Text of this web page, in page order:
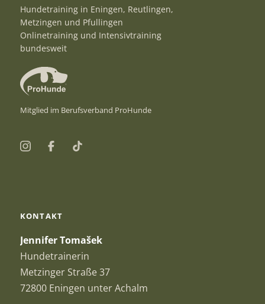
Hundetraining in Eningen, Reutlingen,
Metzingen und Pfullingen
Onlinetraining und Intensivtraining
bundesweit
Mitglied im Berufsverband ProHunde
InstagramFacebookTikTok
KONTAKT
Jennifer Tomašek
Hundetrainerin
Metzinger Straße 37
72800 Eningen unter Achalm